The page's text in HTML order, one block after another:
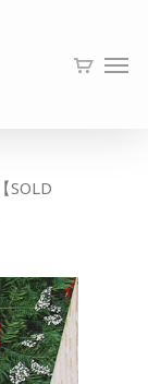
【SOLD